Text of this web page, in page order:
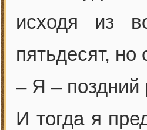
исходя из
пятьдесят,
– Я – поздний
И тогда я